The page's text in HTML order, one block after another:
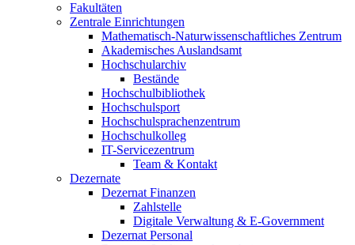
Fakultäten
Zentrale Einrichtungen
Mathematisch-Naturwissenschaftliches Zentrum
Akademisches Auslandsamt
Hochschularchiv
Bestände
Hochschulbibliothek
Hochschulsport
Hochschulsprachenzentrum
Hochschulkolleg
IT-Servicezentrum
Team & Kontakt
Dezernate
Dezernat Finanzen
Zahlstelle
Digitale Verwaltung & E-Government
Dezernat Personal